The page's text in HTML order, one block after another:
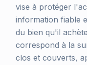
vise à protéger
information fiable
du bien qu'il
correspond à la
clos et couverts,